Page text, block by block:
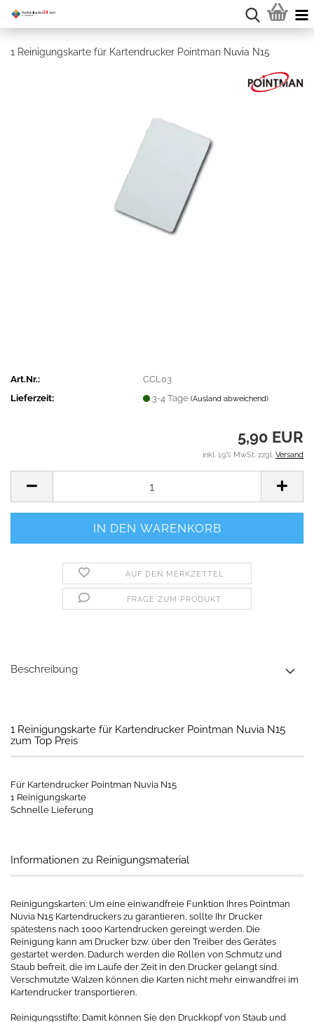
1 Reinigungskarte für Kartendrucker Pointman Nuvia N15
Art.Nr.:
CCL03
Lieferzeit:
3-4 Tage(Ausland abweichend)
5,90 EUR
inkl. 19% MwSt. zzgl. Versand
AUF DEN MERKZETTEL
FRAGE ZUM PRODUKT
Beschreibung
1 Reinigungskarte für Kartendrucker Pointman Nuvia N15
zum Top Preis
Für Kartendrucker Pointman Nuvia N15
1 Reinigungskarte
Schnelle Lieferung
Informationen zu Reinigungsmaterial
Reinigungskarten: Um eine einwandfreie Funktion Ihres Pointman
Nuvia N15 Kartendruckers zu garantieren, sollte Ihr Drucker
spätestens nach 1000 Kartendrucken gereingt werden. Die
Reinigung kann am Drucker bzw. über den Treiber des Gerätes
gestartet werden. Dadurch werden die Rollen von Schmutz und
Staub befreit, die im Laufe der Zeit in den Drucker gelangt sind.
Verschmutzte Walzen können die Karten nicht mehr einwandfrei im
Kartendrucker transportieren.
Reinigungsstifte: Damit können Sie den Druckkopf von Staub und